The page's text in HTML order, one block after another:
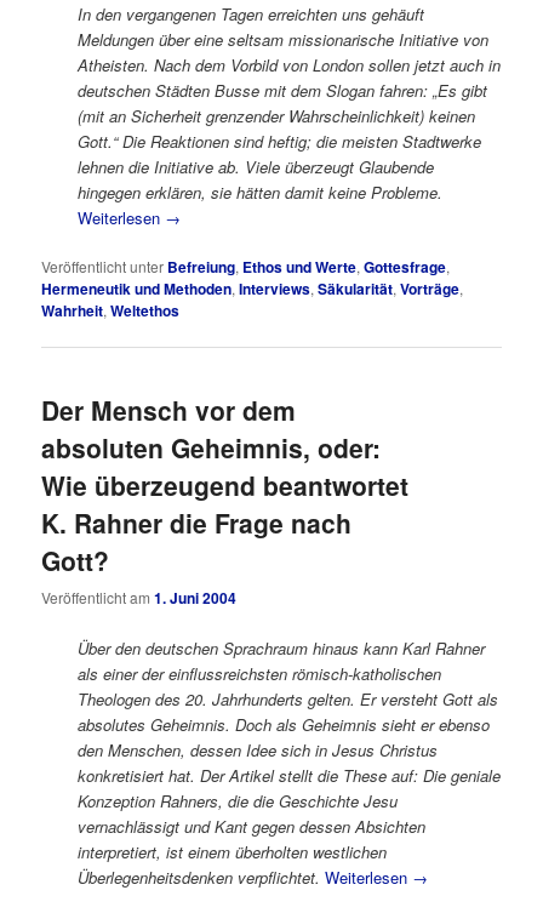
In den vergangenen Tagen erreichten uns gehäuft
Meldungen über eine seltsam missionarische Initiative von
Atheisten. Nach dem Vorbild von London sollen jetzt auch in
deutschen Städten Busse mit dem Slogan fahren: „Es gibt
(mit an Sicherheit grenzender Wahrscheinlichkeit) keinen
Gott.“ Die Reaktionen sind heftig; die meisten Stadtwerke
lehnen die Initiative ab. Viele überzeugt Glaubende
hingegen erklären, sie hätten damit keine Probleme.
Weiterlesen →
Veröffentlicht unter Befreiung, Ethos und Werte,Gottesfrage,
Hermeneutik und Methoden,Interviews,Säkularität,Vorträge,
Wahrheit,Weltethos
Der Mensch vor dem
absoluten Geheimnis, oder:
Wie überzeugend beantwortet
K. Rahner die Frage nach
Gott?
Veröffentlicht am1. Juni 2004
Über den deutschen Sprachraum hinaus kann Karl Rahner
als einer der einflussreichsten römisch-katholischen
Theologen des 20. Jahrhunderts gelten. Er versteht Gott als
absolutes Geheimnis. Doch als Geheimnis sieht er ebenso
den Menschen, dessen Idee sich in Jesus Christus
konkretisiert hat. Der Artikel stellt die These auf: Die geniale
Konzeption Rahners, die die Geschichte Jesu
vernachlässigt und Kant gegen dessen Absichten
interpretiert, ist einem überholten westlichen
Überlegenheitsdenken verpflichtet. Weiterlesen →